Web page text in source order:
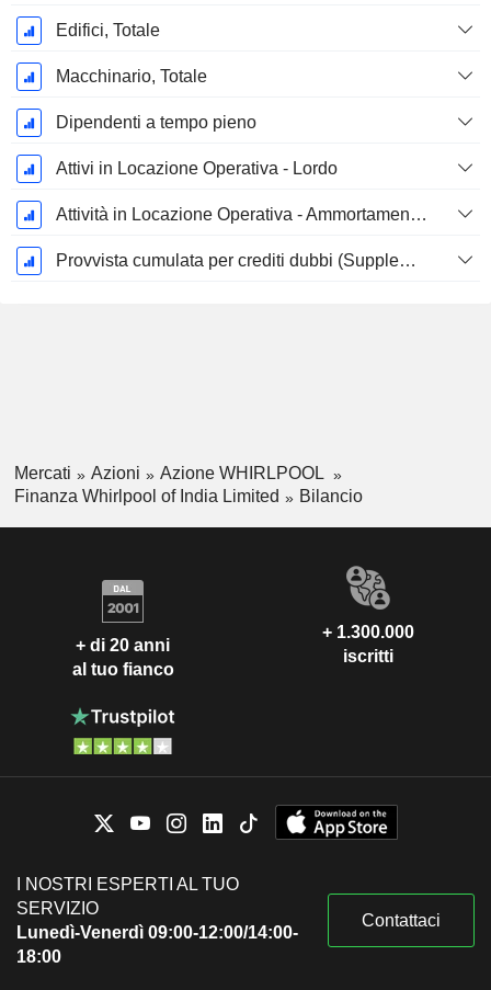
Edifici, Totale
Macchinario, Totale
Dipendenti a tempo pieno
Attivi in Locazione Operativa - Lordo
Attività in Locazione Operativa - Ammortamento Accumulato
Provvista cumulata per crediti dubbi (Supplemento)
Mercati Azioni
Azione WHIRLPOOL
Finanza Whirlpool of India Limited
Bilancio
+ di 20 anni
al tuo fianco
+ 1.300.000
iscritti
I NOSTRI ESPERTI AL TUO
SERVIZIO
Lunedì-Venerdì 09:00-12:00/14:00-
18:00
Contattaci